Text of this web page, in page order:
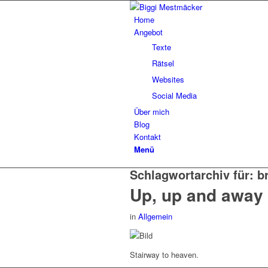
Home
Angebot
Texte
Rätsel
Websites
Social Media
Über mich
Blog
Kontakt
Menü
Schlagwortarchiv für:
Up, up and away
in Allgemein
Stairway to heaven.